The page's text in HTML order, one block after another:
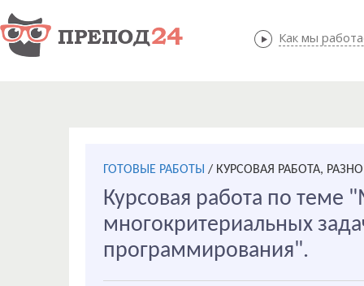
Как мы
Как мы
ГОТОВЫЕ РАБОТЫ / КУРСОВАЯ РАБОТА,
Курсовая работа по
многокритериальных
программирования".